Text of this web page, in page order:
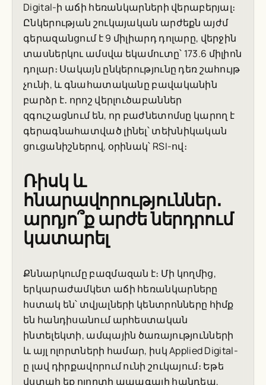
Digital-ի աճի հեռանկարների վերաբերյալ։
Ընկերության շուկայական արժեքն այժմ
գերազանցում է 9 միլիարդ դոլարը, վերջին
տասներկու ամսվա եկամուտը՝ 173.6 միլիոն
դոլար։ Սակայն ընկերությունը դեռ շահույթ
չունի, և գնահատականը բավականին
բարձր է․ որոշ վերլուծաբաններ
զգուշացնում են, որ բաժնետոմսը կարող է
գերագնահատված լինել՝ տեխնիկական
ցուցանիշներով, օրինակ՝ RSI-ով։
Ռիսկ և
հնարավորություններ․
արդյո՞ք արժե ներդրում
կատարել
Քննարկումը բազմազան է։ Մի կողմից,
երկարաժամկետ աճի հեռանկարները
հստակ են՝ տվյալների կենտրոնները հիմք
են հանդիսանում արհեստական
ինտելեկտի, ամպային ծառայությունների
և այլ ոլորտների համար, իսկ Applied Digital-
ը լավ դիրքավորում ունի շուկայում։ Եթե
վստահ եք ոլորտի ապագայի հանդեպ,